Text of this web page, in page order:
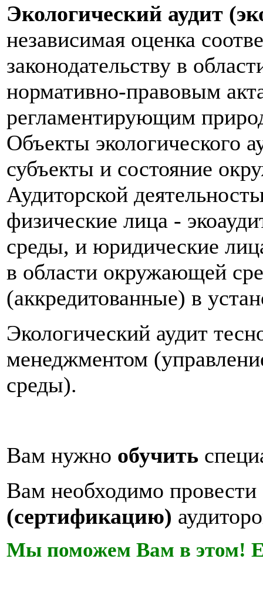
Экологический аудит
независимая оценка
законодательству в
нормативно-правовым
регламентирующим
Объекты экологического
субъекты и состояние
Аудиторской
физические лица -
среды, и юридические
в области окружающей
(аккредитованные) в
Экологический аудит
менеджментом
среды).
Вам нужно обучить
Вам необходимо провести
(сертификацию)
Мы поможем Вам в этом!